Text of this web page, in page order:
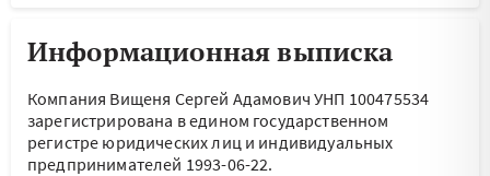
Информационная выписка
Компания Вищеня Сергей Адамович УНП 100475534
зарегистрирована в едином государственном
регистре юридических лиц и индивидуальных
предпринимателей 1993-06-22.